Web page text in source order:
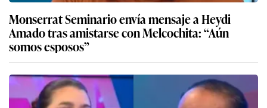
Monserrat Seminario envía mensaje a Heydi
Amado tras amistarse con Melcochita: “Aún
somos esposos”